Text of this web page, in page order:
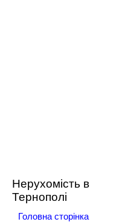
Нерухомість в
Тернополі
Головна сторінка